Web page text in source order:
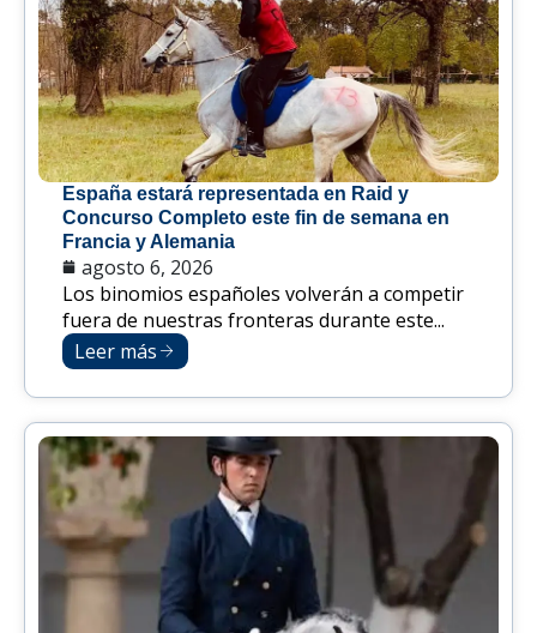
España estará representada en Raid y
Concurso Completo este fin de semana en
Francia y Alemania
agosto 6, 2026
Los binomios españoles volverán a competir
fuera de nuestras fronteras durante este...
Leer más